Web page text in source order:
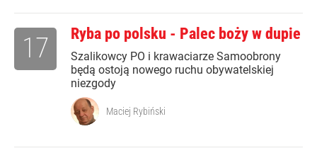
Ryba po polsku - Palec boży w dupie
Szalikowcy PO i krawaciarze Samoobrony
będą ostoją nowego ruchu obywatelskiej
niezgody
17
Maciej Rybiński